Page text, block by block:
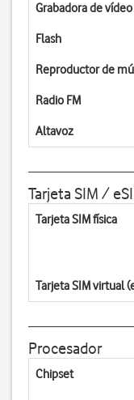
Grabadora de vídeo
Flash
Reproductor de
Radio FM
Altavoz
Tarjeta SIM /
Tarjeta SIM física
Tarjeta SIM virtual
Procesador
Chipset